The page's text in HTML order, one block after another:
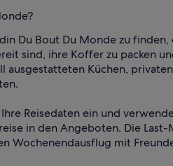
Du Bout Du Monde zu
sind, ihre Koffer zu packen
Küchen,
Reisedaten ein und
in den Angeboten. Die
Wochenendausflug mit